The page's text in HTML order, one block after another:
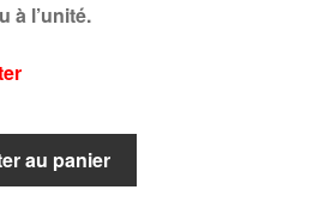
à l’unité.
au panier